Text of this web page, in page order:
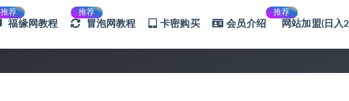
推荐
福缘网教程
推荐
冒泡网教程 卡密购买 会员介绍
推荐
网站加盟(